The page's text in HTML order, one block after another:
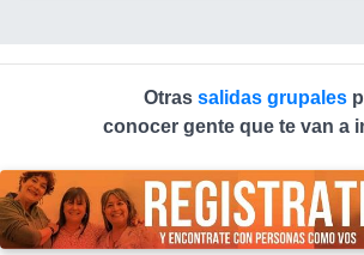
Otras salidas grupales
conocer gente que te van a